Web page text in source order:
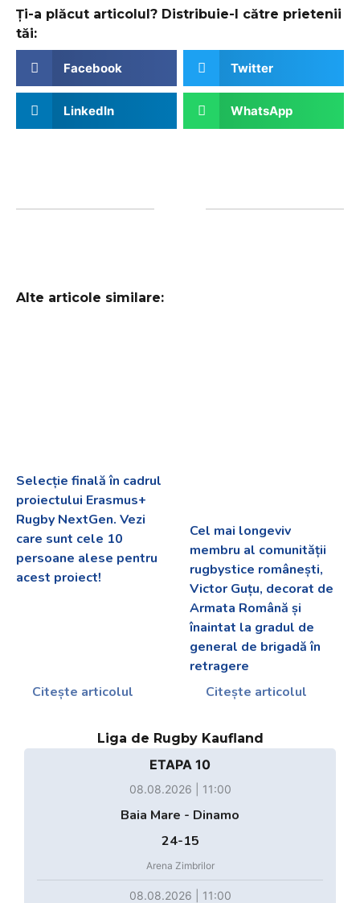
Ți-a plăcut articolul? Distribuie-l către prietenii
tăi:
Facebook Twitter
LinkedIn WhatsApp
Alte articole similare:
Selecție finală în cadrul
proiectului Erasmus+
Rugby NextGen. Vezi
care sunt cele 10
persoane alese pentru
acest proiect!
Citește articolul
Cel mai longeviv
membru al comunității
rugbystice românești,
Victor Guțu, decorat de
Armata Română și
înaintat la gradul de
general de brigadă în
retragere
Citește articolul
Liga de Rugby Kaufland
ETAPA 10
08.08.2026 | 11:00
Baia Mare - Dinamo
24-15
Arena Zimbrilor
08.08.2026 | 11:00